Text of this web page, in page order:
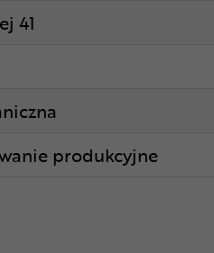
41
produkcyjne